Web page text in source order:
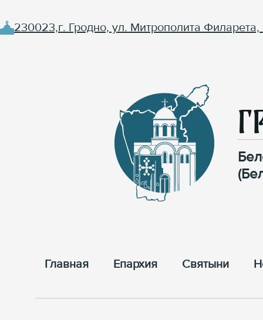
230023,г. Гродно, ул. Митрополита Филарета,
Главная Епархия Cвятыни